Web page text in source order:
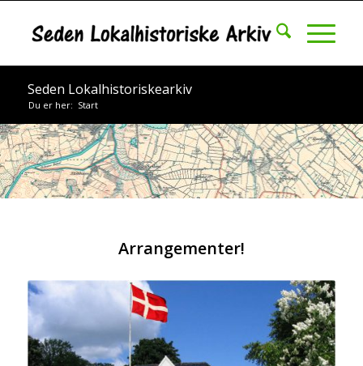
Seden Lokalhistoriskearkiv
Du er her: Start
Arrangementer!